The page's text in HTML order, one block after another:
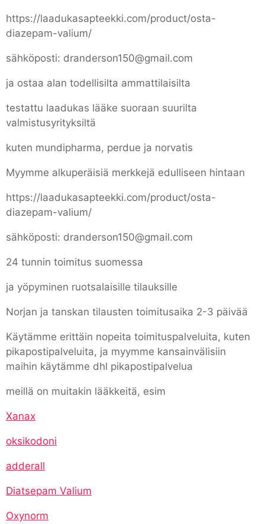
https://laadukasapteekki.com/product/osta-
diazepam-valium/
sähköposti: dranderson150@gmail.com
ja ostaa alan todellisilta ammattilaisilta
testattu laadukas lääke suoraan suurilta
valmistusyrityksiltä
kuten mundipharma, perdue ja norvatis
Myymme alkuperäisiä merkkejä edulliseen hintaan
https://laadukasapteekki.com/product/osta-
diazepam-valium/
sähköposti: dranderson150@gmail.com
24 tunnin toimitus suomessa
ja yöpyminen ruotsalaisille tilauksille
Norjan ja tanskan tilausten toimitusaika 2-3 päivää
Käytämme erittäin nopeita toimituspalveluita, kuten
pikapostipalveluita, ja myymme kansainvälisiin
maihin käytämme dhl pikapostipalvelua
meillä on muitakin lääkkeitä, esim
Xanax
oksikodoni
adderall
Diatsepam Valium
Oxynorm